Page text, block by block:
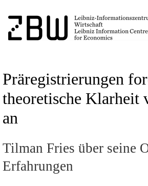
Präregistrierungen
theoretische Klarheit
an
Tilman Fries über seine
Erfahrungen